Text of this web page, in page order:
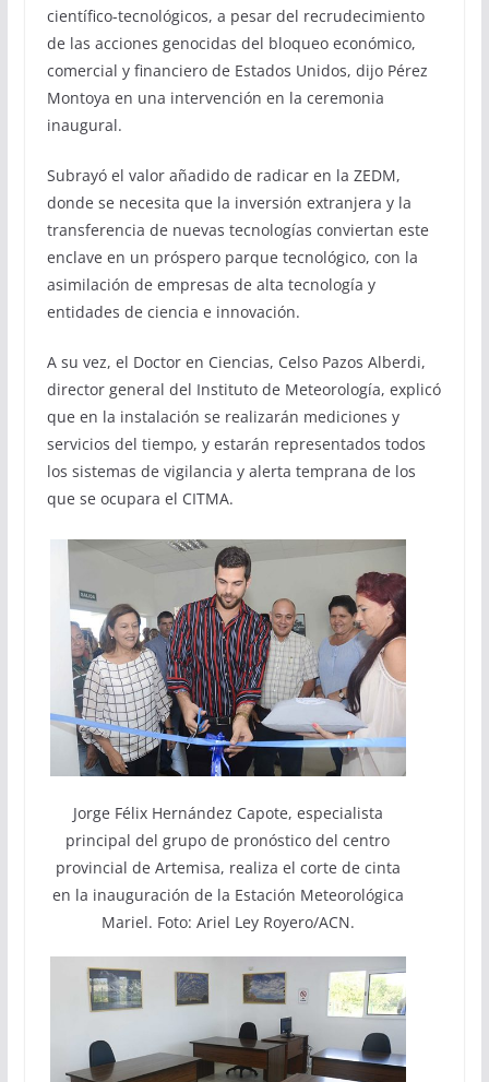
científico-tecnológicos, a pesar del recrudecimiento
de las acciones genocidas del bloqueo económico,
comercial y financiero de Estados Unidos, dijo Pérez
Montoya en una intervención en la ceremonia
inaugural.
Subrayó el valor añadido de radicar en la ZEDM,
donde se necesita que la inversión extranjera y la
transferencia de nuevas tecnologías conviertan este
enclave en un próspero parque tecnológico, con la
asimilación de empresas de alta tecnología y
entidades de ciencia e innovación.
A su vez, el Doctor en Ciencias, Celso Pazos Alberdi,
director general del Instituto de Meteorología, explicó
que en la instalación se realizarán mediciones y
servicios del tiempo, y estarán representados todos
los sistemas de vigilancia y alerta temprana de los
que se ocupara el CITMA.
Jorge Félix Hernández Capote, especialista
principal del grupo de pronóstico del centro
provincial de Artemisa, realiza el corte de cinta
en la inauguración de la Estación Meteorológica
Mariel. Foto: Ariel Ley Royero/ACN.